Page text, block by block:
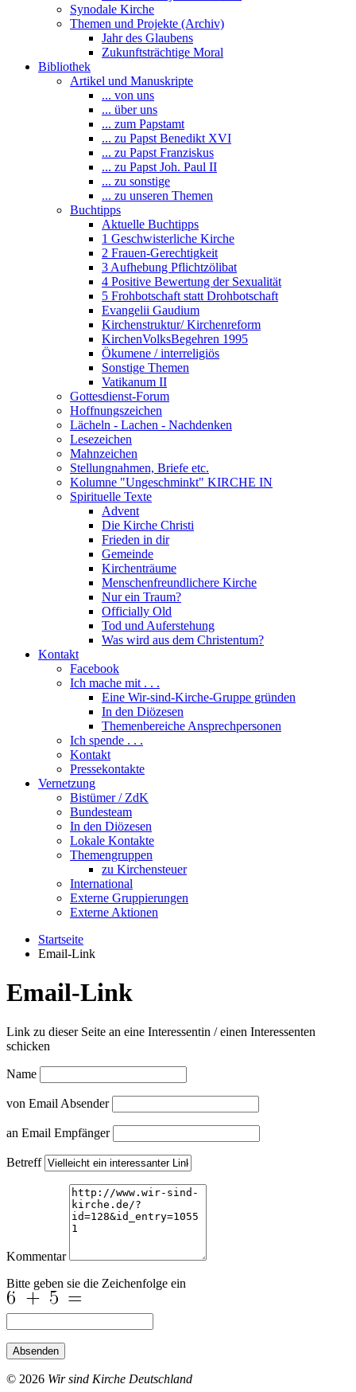
Synodale Kirche
Themen und Projekte (Archiv)
Jahr des Glaubens
Zukunftsträchtige Moral
Bibliothek
Artikel und Manuskripte
... von uns
... über uns
... zum Papstamt
... zu Papst Benedikt XVI
... zu Papst Franziskus
... zu Papst Joh. Paul II
... zu sonstige
... zu unseren Themen
Buchtipps
Aktuelle Buchtipps
1 Geschwisterliche Kirche
2 Frauen-Gerechtigkeit
3 Aufhebung Pflichtzölibat
4 Positive Bewertung der Sexualität
5 Frohbotschaft statt Drohbotschaft
Evangelii Gaudium
Kirchenstruktur/ Kirchenreform
KirchenVolksBegehren 1995
Ökumene / interreligiös
Sonstige Themen
Vatikanum II
Gottesdienst-Forum
Hoffnungszeichen
Lächeln - Lachen - Nachdenken
Lesezeichen
Mahnzeichen
Stellungnahmen, Briefe etc.
Kolumne "Ungeschminkt" KIRCHE IN
Spirituelle Texte
Advent
Die Kirche Christi
Frieden in dir
Gemeinde
Kirchenträume
Menschenfreundlichere Kirche
Nur ein Traum?
Officially Old
Tod und Auferstehung
Was wird aus dem Christentum?
Kontakt
Facebook
Ich mache mit . . .
Eine Wir-sind-Kirche-Gruppe gründen
In den Diözesen
Themenbereiche Ansprechpersonen
Ich spende . . .
Kontakt
Pressekontakte
Vernetzung
Bistümer / ZdK
Bundesteam
In den Diözesen
Lokale Kontakte
Themengruppen
zu Kirchensteuer
International
Externe Gruppierungen
Externe Aktionen
Startseite
Email-Link
Email-Link
Link zu dieser Seite an eine Interessentin / einen Interessenten
schicken
Name
von Email Absender
an Email Empfänger
Betreff
Kommentar
Bitte geben sie die Zeichenfolge ein
Absenden
© 2026 Wir sind Kirche Deutschland